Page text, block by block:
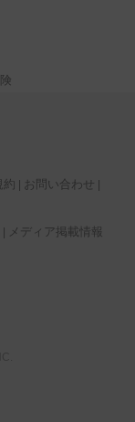
約
お問い合わせ
メディア掲載情報